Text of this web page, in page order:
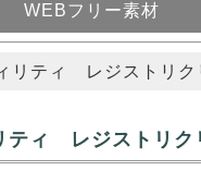
WEBフリー素材
リティ レジストリク
ティ レジストリク